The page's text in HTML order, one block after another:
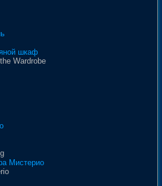
шкаф
Wardrobe
Мистерио